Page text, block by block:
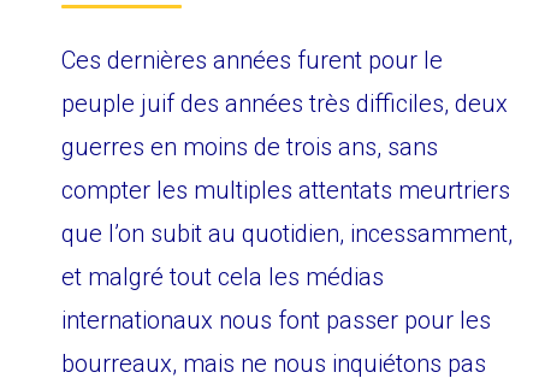
Ces dernières années furent pour le
peuple juif des années très difficiles, deux
guerres en moins de trois ans, sans
compter les multiples attentats meurtriers
que l’on subit au quotidien, incessamment,
et malgré tout cela les médias
internationaux nous font passer pour les
bourreaux, mais ne nous inquiétons pas